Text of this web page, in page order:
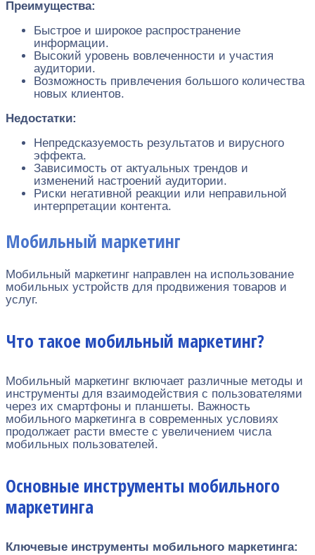
Преимущества:
Быстрое и широкое распространение
информации.
Высокий уровень вовлеченности и участия
аудитории.
Возможность привлечения большого количества
новых клиентов.
Недостатки:
Непредсказуемость результатов и вирусного
эффекта.
Зависимость от актуальных трендов и
изменений настроений аудитории.
Риски негативной реакции или неправильной
интерпретации контента.
Мобильный маркетинг
Мобильный маркетинг направлен на использование
мобильных устройств для продвижения товаров и
услуг.
Что такое мобильный маркетинг?
Мобильный маркетинг включает различные методы и
инструменты для взаимодействия с пользователями
через их смартфоны и планшеты. Важность
мобильного маркетинга в современных условиях
продолжает расти вместе с увеличением числа
мобильных пользователей.
Основные инструменты мобильного
маркетинга
Ключевые инструменты мобильного маркетинга: